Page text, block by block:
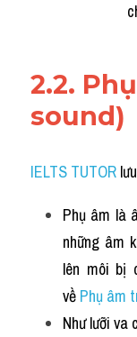
2.2.
sound)
IELTS TUTOR
Phụ âm là
những âm
lên môi bị
về Phụ âm
Như lưỡi va